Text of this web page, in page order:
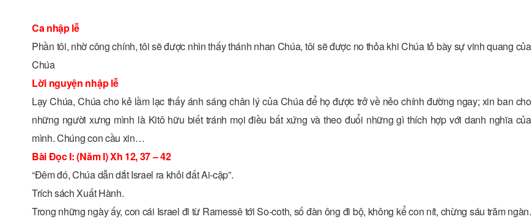
Ca nhập lễ
Phần tôi, nhờ công chính, tôi sẽ được nhìn thấy thánh nhan Chúa, tôi sẽ được no thỏa khi Chúa tỏ bày sự vinh quang của
Chúa
Lời nguyện nhập lễ
Lạy Chúa, Chúa cho kẻ lầm lạc thấy ánh sáng chân lý của Chúa để họ được trở về nẻo chính đường ngay; xin ban cho
những người xưng mình là Kitô hữu biết tránh mọi điều bất xứng và theo đuổi những gì thích hợp với danh nghĩa của
mình. Chúng con cầu xin…
Bài Ðọc I: (Năm I) Xh 12, 37 – 42
“Ðêm đó, Chúa dẫn dắt Israel ra khỏi đất Ai-cập”.
Trích sách Xuất Hành.
Trong những ngày ấy, con cái Israel đi từ Ramessê tới So-coth, số đàn ông đi bộ, không kể con nít, chừng sáu trăm ngàn.